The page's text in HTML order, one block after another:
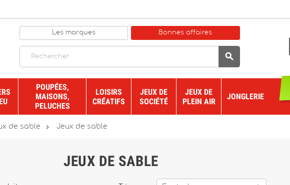
Les marques Bonnes affaires

POUPÉES,
MAISONS,
PELUCHES
LOISIRS
CRÉATIFS
JEUX DE
SOCIÉTÉ
JEUX DE
PLEIN AIR
JONGLERIE
de sable  Jeux de sable
JEUX DE SABLE